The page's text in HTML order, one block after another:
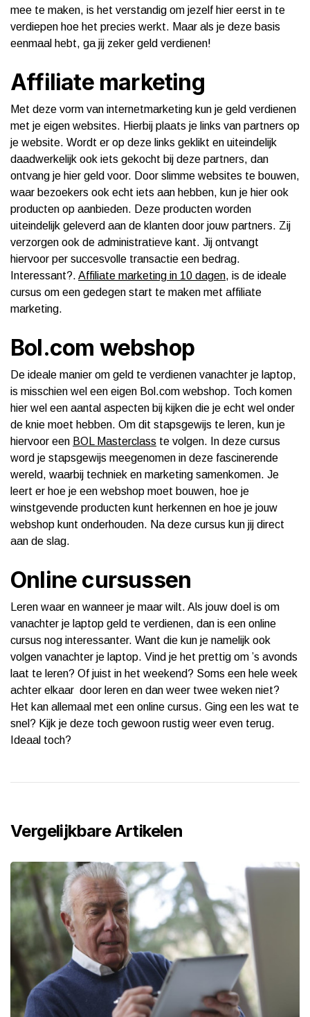
mee te maken, is het verstandig om jezelf hier eerst in te
verdiepen hoe het precies werkt. Maar als je deze basis
eenmaal hebt, ga jij zeker geld verdienen!
Affiliate marketing
Met deze vorm van internetmarketing kun je geld verdienen
met je eigen websites. Hierbij plaats je links van partners op
je website. Wordt er op deze links geklikt en uiteindelijk
daadwerkelijk ook iets gekocht bij deze partners, dan
ontvang je hier geld voor. Door slimme websites te bouwen,
waar bezoekers ook echt iets aan hebben, kun je hier ook
producten op aanbieden. Deze producten worden
uiteindelijk geleverd aan de klanten door jouw partners. Zij
verzorgen ook de administratieve kant. Jij ontvangt
hiervoor per succesvolle transactie een bedrag.
Interessant?. Affiliate marketing in 10 dagen, is de ideale
cursus om een gedegen start te maken met affiliate
marketing.
Bol.com webshop
De ideale manier om geld te verdienen vanachter je laptop,
is misschien wel een eigen Bol.com webshop. Toch komen
hier wel een aantal aspecten bij kijken die je echt wel onder
de knie moet hebben. Om dit stapsgewijs te leren, kun je
hiervoor een BOL Masterclass te volgen. In deze cursus
word je stapsgewijs meegenomen in deze fascinerende
wereld, waarbij techniek en marketing samenkomen. Je
leert er hoe je een webshop moet bouwen, hoe je
winstgevende producten kunt herkennen en hoe je jouw
webshop kunt onderhouden. Na deze cursus kun jij direct
aan de slag.
Online cursussen
Leren waar en wanneer je maar wilt. Als jouw doel is om
vanachter je laptop geld te verdienen, dan is een online
cursus nog interessanter. Want die kun je namelijk ook
volgen vanachter je laptop. Vind je het prettig om ’s avonds
laat te leren? Of juist in het weekend? Soms een hele week
achter elkaar door leren en dan weer twee weken niet?
Het kan allemaal met een online cursus. Ging een les wat te
snel? Kijk je deze toch gewoon rustig weer even terug.
Ideaal toch?
Vergelijkbare Artikelen